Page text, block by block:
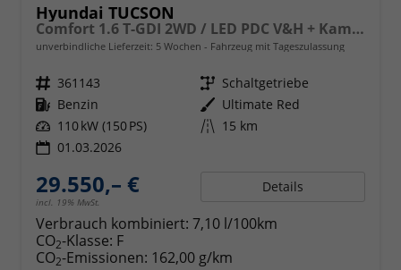
Hyundai TUCSON
Comfort 1.6 T-GDI 2WD / LED PDC V&H + Kamera Sitz Lenkradheizung Alu 18"
unverbindliche Lieferzeit: 5 Wochen Fahrzeug mit Tageszulassung
Fahrzeugnr. 361143 Getriebe Schaltgetriebe
Kraftstoff Benzin Außenfarbe Ultimate Red
Leistung 110 kW (150 PS) Kilometerstand 15 km
01.03.2026
29.550,– €
incl. 19% MwSt.
Details
Verbrauch kombiniert: 7,10 l/100km
CO2-Klasse: F
CO2-Emissionen: 162,00 g/km